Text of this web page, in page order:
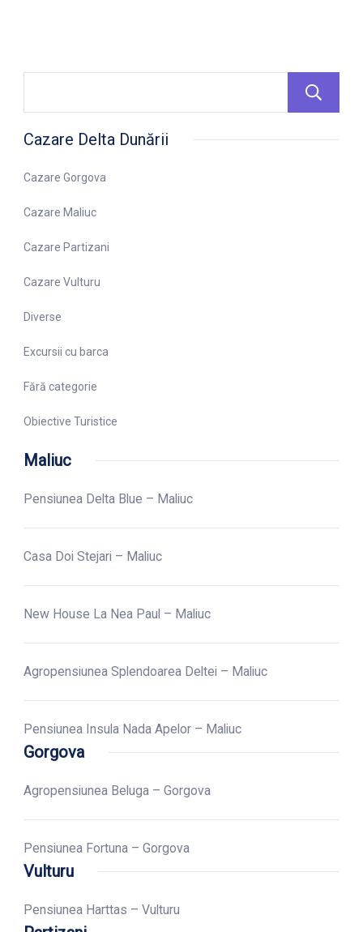
Cazare Delta Dunării
Cazare Gorgova
Cazare Maliuc
Cazare Partizani
Cazare Vulturu
Diverse
Excursii cu barca
Fără categorie
Obiective Turistice
Maliuc
Pensiunea Delta Blue – Maliuc
Casa Doi Stejari – Maliuc
New House La Nea Paul – Maliuc
Agropensiunea Splendoarea Deltei – Maliuc
Pensiunea Insula Nada Apelor – Maliuc
Gorgova
Agropensiunea Beluga – Gorgova
Pensiunea Fortuna – Gorgova
Vulturu
Pensiunea Harttas – Vulturu